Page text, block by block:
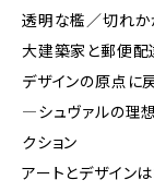
透明な檻／切れか
大建築家と郵便配
デザインの原点に
―シュヴァルの理
クション
アートとデザイン